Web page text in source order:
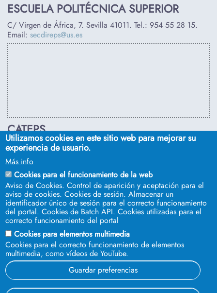
ESCUELA POLITÉCNICA SUPERIOR
C/ Virgen de África, 7. Sevilla 41011. Tel.: 954 55 28 15.
Email: secdireps@us.es
CATEPS
C/ Euclides, s/n. Sevilla 41092. Tel.: 955 42 03 53
secdireps@us.es
SÍGUENOS EN
© 2023 Universidad de Sevilla
Utilizamos cookies en este sitio web para mejorar su
experiencia de usuario.
Más info
Cookies para el funcionamiento de la web
Aviso de Cookies. Control de aparición y aceptación para el
aviso de cookies. Cookies de sesión. Almacenar un
identificador único de sesión para el correcto funcionamiento
del portal. Cookies de Batch API. Cookies utilizadas para el
correcto funcionamiento del portal
Cookies para elementos multimedia
Cookies para el correcto funcionamiento de elementos
multimedia, como vídeos de YouTube.
Guardar preferencias